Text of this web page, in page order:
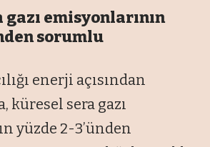
emisyonlarının
sorumlu
enerji açısından
küresel sera gazı
yüzde 2-3’ünden